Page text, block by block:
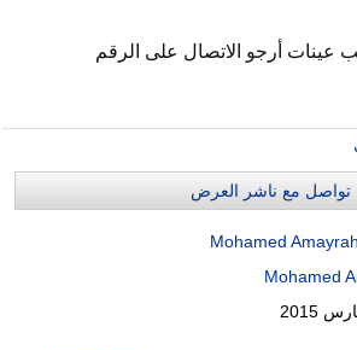
عينات أرجو الاتصال على الرقم
تواصل مع ناشر العرض
2015